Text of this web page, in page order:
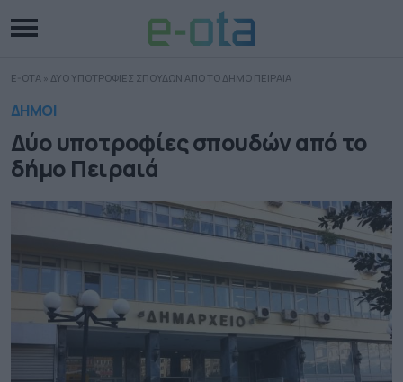
E-OTA » ΔΥΟ ΥΠΟΤΡΟΦΙΕΣ ΣΠΟΥΔΩΝ ΑΠΟ ΤΟ ΔΗΜΟ ΠΕΙΡΑΙΑ
ΔΗΜΟΙ
Δύο υποτροφίες σπουδών από το
δήμο Πειραιά